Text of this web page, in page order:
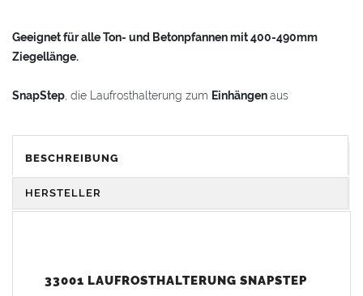
Geeignet für alle Ton- und Betonpfannen mit 400-490mm
Ziegellänge.
SnapStep, die Laufrosthalterung zum Einhängenaus
Breite Gummiprofile an den Halterungen schützen die
Dachpfannenoberfläche vor Beschädigung.
SnapStepmit Edelstahlhalteband zum Einhängen an die
Bei einer Lattung kleiner 3 x 5cm muss eine Zusatzlatte
BESCHREIBUNG
HERSTELLER
33001 LAUFROSTHALTERUNG SNAPSTEP